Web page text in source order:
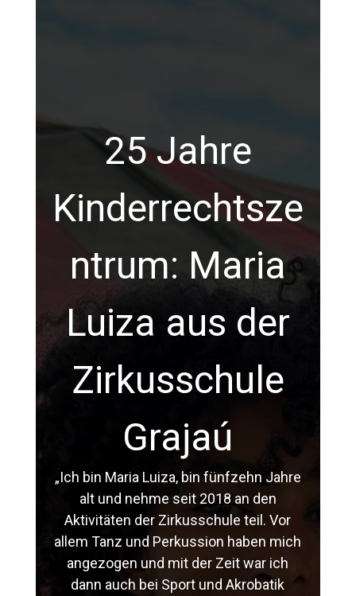
25 Jahre
Kinderrechtsze
ntrum: Maria
Luiza aus der
Zirkusschule
Grajaú
„Ich bin Maria Luiza, bin fünfzehn Jahre
alt und nehme seit 2018 an den
Aktivitäten der Zirkusschule teil. Vor
allem Tanz und Perkussion haben mich
angezogen und mit der Zeit war ich
dann auch bei Sport und Akrobatik